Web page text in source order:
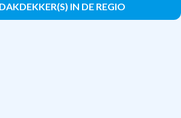
IN DE REGIO